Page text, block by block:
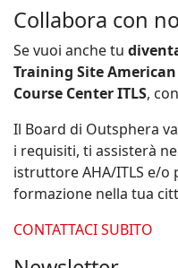
Collabora con
Se vuoi anche tu
Training Site
Course Center ITLS,
Il Board di Outsphera
i requisiti, ti assisterà
istruttore AHA/ITLS e/
formazione nella tua
CONTATTACI SUBITO